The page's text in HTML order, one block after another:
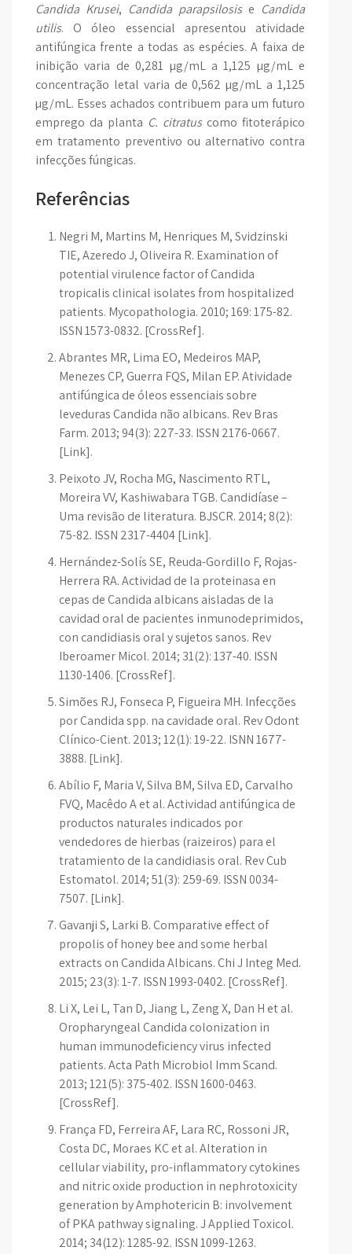
Candida Krusei, Candida parapsilosis e Candida
utilis. O óleo essencial apresentou atividade
antifúngica frente a todas as espécies. A faixa de
inibição varia de 0,281 µg/mL a 1,125 µg/mL e
concentração letal varia de 0,562 µg/mL a 1,125
µg/mL. Esses achados contribuem para um futuro
emprego da planta C. citratuscomo fitoterápico
em tratamento preventivo ou alternativo contra
infecções fúngicas.
Referências
Negri M, Martins M, Henriques M, Svidzinski
TIE, Azeredo J, Oliveira R. Examination of
potential virulence factor of Candida
tropicalis clinical isolates from hospitalized
patients. Mycopathologia. 2010; 169: 175-82.
ISSN 1573-0832. [CrossRef].
Abrantes MR, Lima EO, Medeiros MAP,
Menezes CP, Guerra FQS, Milan EP. Atividade
antifúngica de óleos essenciais sobre
leveduras Candida não albicans. Rev Bras
Farm. 2013; 94(3): 227-33. ISSN 2176-0667.
[Link].
Peixoto JV, Rocha MG, Nascimento RTL,
Moreira VV, Kashiwabara TGB. Candidíase –
Uma revisão de literatura. BJSCR. 2014; 8(2):
75-82. ISSN 2317-4404 [Link].
Hernández-Solís SE, Reuda-Gordillo F, Rojas-
Herrera RA. Actividad de la proteinasa en
cepas de Candida albicans aisladas de la
cavidad oral de pacientes inmunodeprimidos,
con candidiasis oral y sujetos sanos. Rev
Iberoamer Micol. 2014; 31(2): 137-40. ISSN
1130-1406. [CrossRef].
Simões RJ, Fonseca P, Figueira MH. Infecções
por Candida spp. na cavidade oral. Rev Odont
Clínico-Cient. 2013; 12(1): 19-22. ISNN 1677-
3888. [Link].
Abílio F, Maria V, Silva BM, Silva ED, Carvalho
FVQ, Macêdo A et al. Actividad antifúngica de
productos naturales indicados por
vendedores de hierbas (raizeiros) para el
tratamiento de la candidiasis oral. Rev Cub
Estomatol. 2014; 51(3): 259-69. ISSN 0034-
7507. [Link].
Gavanji S, Larki B. Comparative effect of
propolis of honey bee and some herbal
extracts on Candida Albicans. Chi J Integ Med.
2015; 23(3): 1-7. ISSN 1993-0402. [CrossRef].
Li X, Lei L, Tan D, Jiang L, Zeng X, Dan H et al.
Oropharyngeal Candida colonization in
human immunodeficiency virus infected
patients. Acta Path Microbiol Imm Scand.
2013; 121(5): 375-402. ISSN 1600-0463.
[CrossRef].
França FD, Ferreira AF, Lara RC, Rossoni JR,
Costa DC, Moraes KC et al. Alteration in
cellular viability, pro-inflammatory cytokines
and nitric oxide production in nephrotoxicity
generation by Amphotericin B: involvement
of PKA pathway signaling. J Applied Toxicol.
2014; 34(12): 1285-92. ISSN 1099-1263.